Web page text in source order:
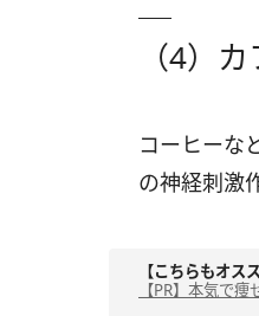
（4）
コーヒーな
の神経刺激
【こちらもオス
【PR】本気で